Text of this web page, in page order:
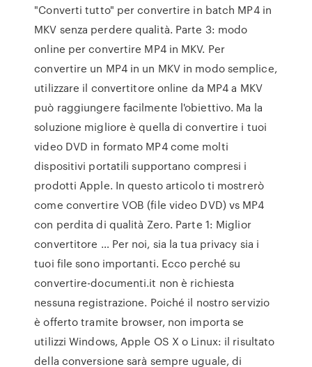
"Converti tutto" per convertire in batch MP4 in
MKV senza perdere qualità. Parte 3: modo
online per convertire MP4 in MKV. Per
convertire un MP4 in un MKV in modo semplice,
utilizzare il convertitore online da MP4 a MKV
può raggiungere facilmente l'obiettivo. Ma la
soluzione migliore è quella di convertire i tuoi
video DVD in formato MP4 come molti
dispositivi portatili supportano compresi i
prodotti Apple. In questo articolo ti mostrerò
come convertire VOB (file video DVD) vs MP4
con perdita di qualità Zero. Parte 1: Miglior
convertitore … Per noi, sia la tua privacy sia i
tuoi file sono importanti. Ecco perché su
convertire-documenti.it non è richiesta
nessuna registrazione. Poiché il nostro servizio
è offerto tramite browser, non importa se
utilizzi Windows, Apple OS X o Linux: il risultato
della conversione sarà sempre uguale, di